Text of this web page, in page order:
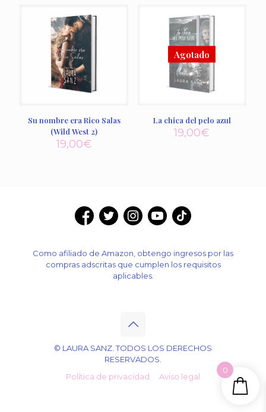
Su nombre era Rico Salas
(Wild West 2)
19,00€
La chica del pelo azul
19,00€
Como afiliado de Amazon, obtengo ingresos por las
compras adscritas que cumplen los requisitos
aplicables.
© LAURA SANZ. TODOS LOS DERECHOS
RESERVADOS.
Política de privacidad
Aviso legal
0